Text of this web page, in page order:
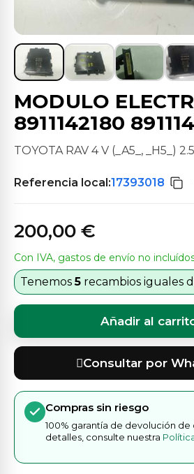
MODULO
8911142180
TOYOTA RAV 4 V (_A5_, _H5_)
Referencia local:17393018
200,00 €
Con IVA, gastos de envío no
Tenemos5 recambios iguales
Añadir al
Consultar por
Compras sin riesgo
100% garantía de devolución de
detalles, consulte nuestra